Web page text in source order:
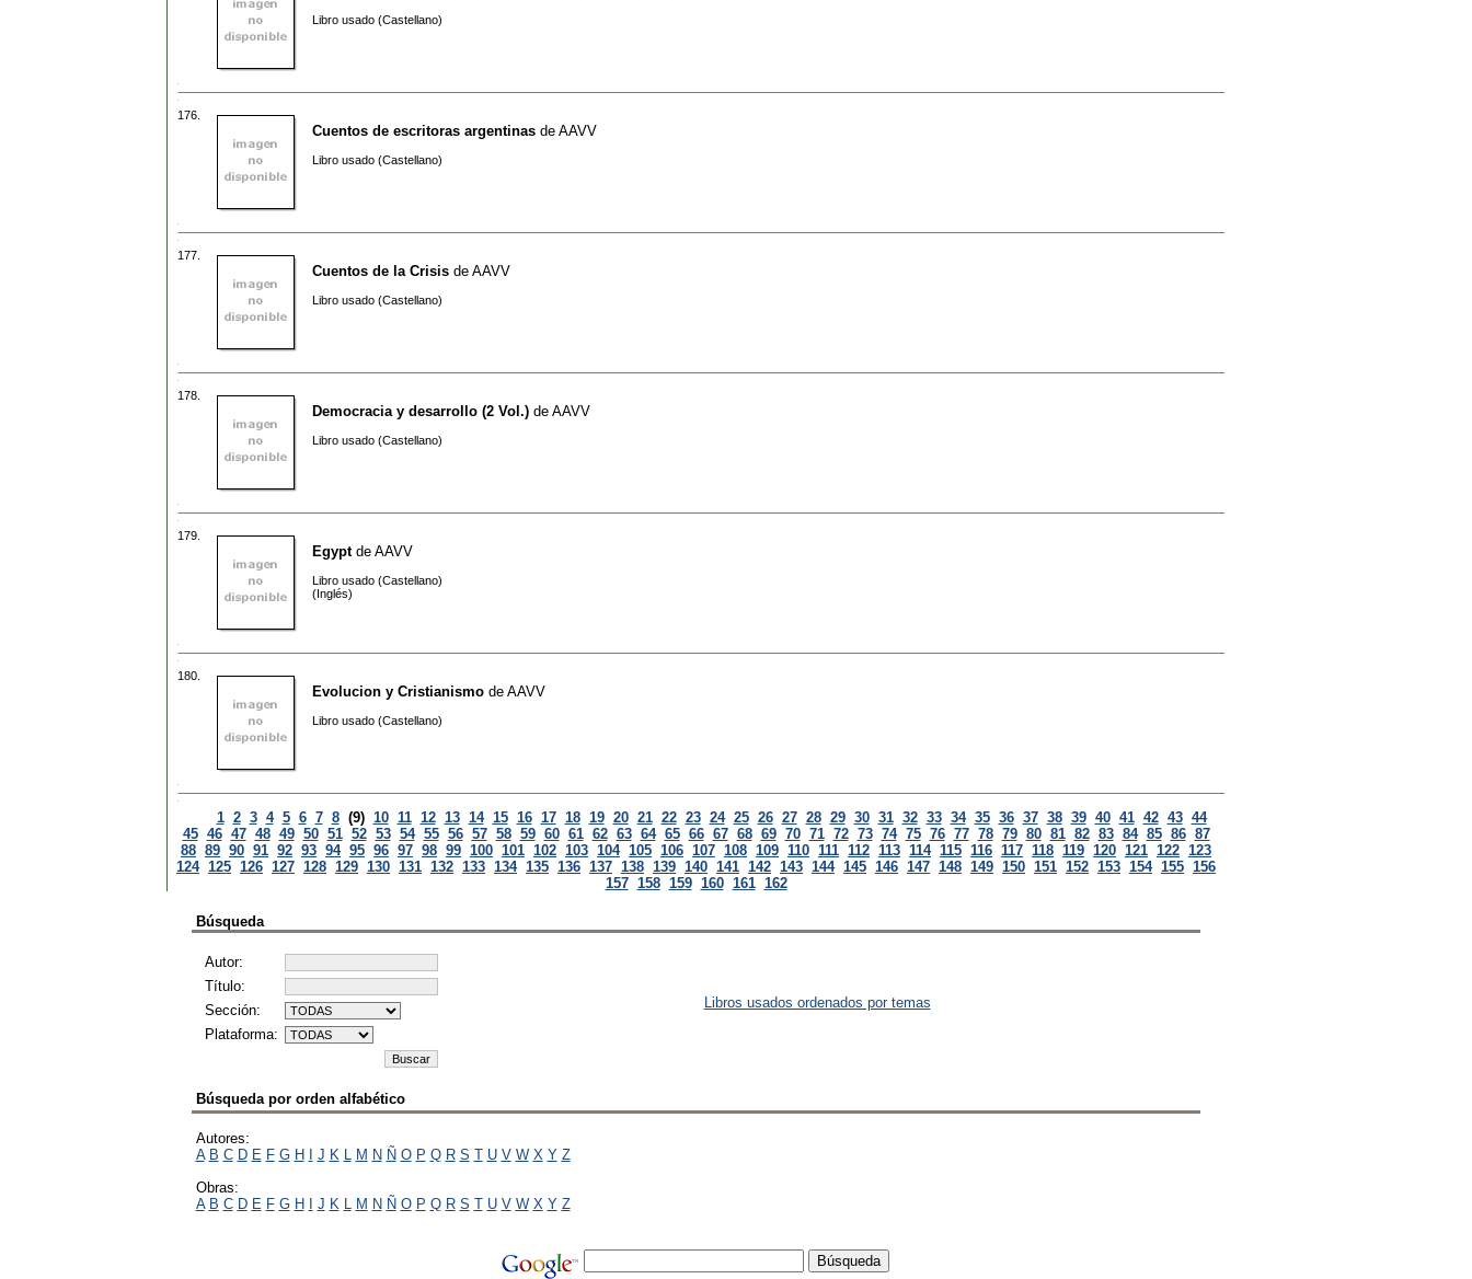
Libro usado (Castellano)
176.
Cuentos de escritoras argentinas de AAVV
Libro usado (Castellano)
177.
Cuentos de la Crisis de AAVV
Libro usado (Castellano)
178.
Democracia y desarrollo (2 Vol.) de AAVV
Libro usado (Castellano)
179.
Egyptde AAVV
Libro usado (Castellano)
(Inglés)
180.
Evolucion y Cristianismo de AAVV
Libro usado (Castellano)
1 2 3 4 5 6 7 8 (9) 10 11 12 13 14 15 16 17 18 19 20 21 22 23 24 25 26 27 28 29 30 31 32 33 34 35 36 37 38 39 40 41 42 43 44
45 46 47 48 49 50 51 52 53 54 55 56 57 58 59 60 61 62 63 64 65 66 67 68 69 70 71 72 73 74 75 76 77 78 79 80 81 82 83 84 85 86 87
88 89 90 91 92 93 94 95 96 97 98 99 100 101 102 103 104 105 106 107 108 109 110 111 112 113 114 115 116 117 118 119 120 121 122 123
124 125 126 127 128 129 130 131 132 133 134 135 136 137 138 139 140 141 142 143 144 145 146 147 148 149 150 151 152 153 154 155 156
157 158 159 160 161 162
Búsqueda
Autor:
Título:
Sección:
Plataforma:
Libros usados ordenados por temas
Búsqueda por orden alfabético
Autores:
A B C D E F G H I J K L M N Ñ O P Q R S T U V W X Y Z
Obras:
A B C D E F G H I J K L M N Ñ O P Q R S T U V W X Y Z